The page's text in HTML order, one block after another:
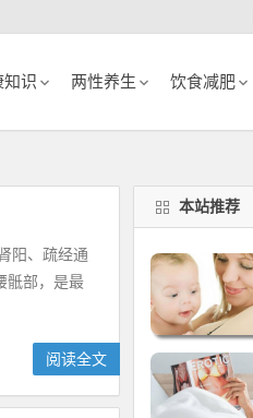
知识 两性养生 饮食减肥
阳、疏经通
骶部，是最
阅读全文
本站推荐